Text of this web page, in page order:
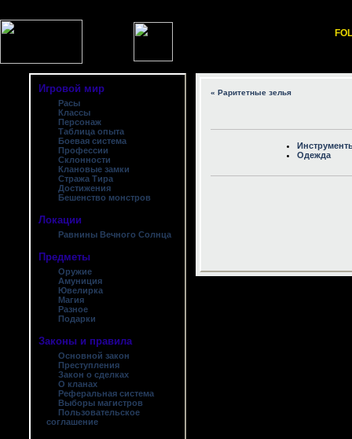
Игровой мир
Расы
Классы
Персонаж
Таблица опыта
Боевая система
Профессии
Склонности
Клановые замки
Стража Тира
Достижения
Бешенство монстров
Локации
Равнины Вечного Солнца
Предметы
Оружие
Амуниция
Ювелирка
Магия
Разное
Подарки
Законы и правила
Основной закон
Преступления
Закон о сделках
О кланах
Реферальная система
Выборы магистров
Пользовательское
соглашение
« Раритетные зелья
Одежда